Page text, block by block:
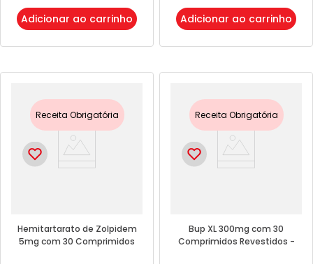
Adicionar ao carrinho Adicionar ao carrinho
Receita Obrigatória
Hemitartarato de Zolpidem
5mg com 30 Comprimidos
Receita Obrigatória
Bup XL 300mg com 30
Comprimidos Revestidos -